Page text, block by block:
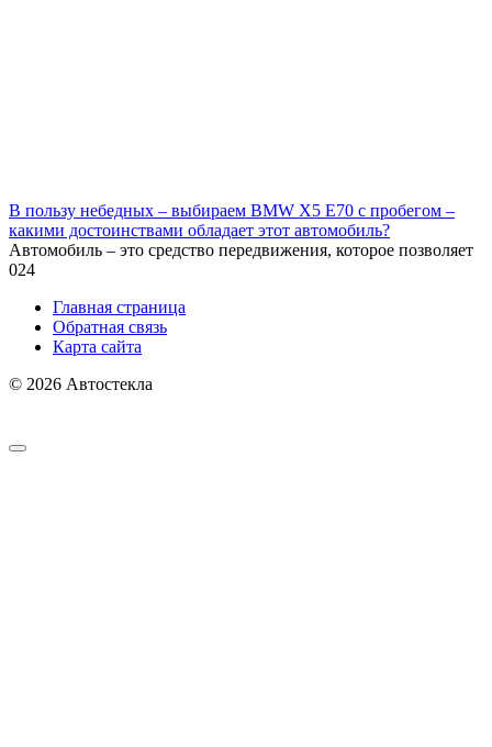
В пользу небедных – выбираем BMW X5 E70 с пробегом –
какими достоинствами обладает этот автомобиль?
Автомобиль – это средство передвижения, которое позволяет
024
Главная страница
Обратная связь
Карта сайта
© 2026 Автостекла